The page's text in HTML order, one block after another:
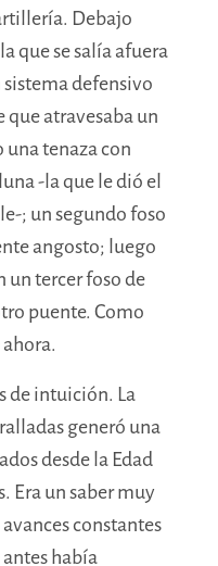
Debajo
que se salía afuera
defensivo
atravesaba un
tenaza con
-la que le dió el
; un segundo foso
angosto; luego
un tercer foso de
puente. Como
de intuición. La
generó una
desde la Edad
Era un saber muy
avances constantes
había